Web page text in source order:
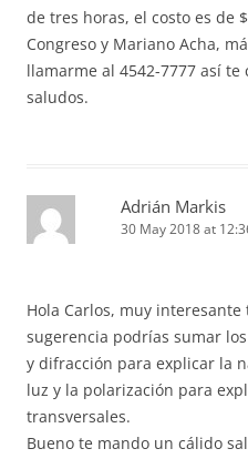
de tres horas, el costo es de
Congreso y Mariano Acha,
llamarme al 4542-7777 así
saludos.
Adrián Markis
30 May 2018 at
Hola Carlos, muy
sugerencia podrías sumar
y difracción para explicar la
luz y la polarización para
transversales.
Bueno te mando un cálido